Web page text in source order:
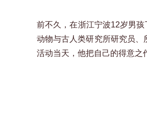
前不久，在浙江宁波12岁男
动物与古人类研究所研究员、
活动当天，他把自己的得意之